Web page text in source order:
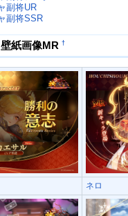
副将UR
副将SSR
紙画像MR †
ネロ